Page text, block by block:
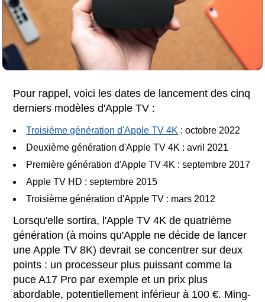
Pour rappel, voici les dates de lancement des cinq
derniers modèles d'Apple TV :
Troisième génération d'Apple TV 4K : octobre 2022
Deuxième génération d'Apple TV 4K : avril 2021
Première génération d'Apple TV 4K : septembre 2017
Apple TV HD : septembre 2015
Troisième génération d'Apple TV : mars 2012
Lorsqu'elle sortira, l'Apple TV 4K de quatrième
génération (à moins qu'Apple ne décide de lancer
une Apple TV 8K) devrait se concentrer sur deux
points : un processeur plus puissant comme la
puce A17 Pro par exemple et un prix plus
abordable, potentiellement inférieur à 100 €. Ming-